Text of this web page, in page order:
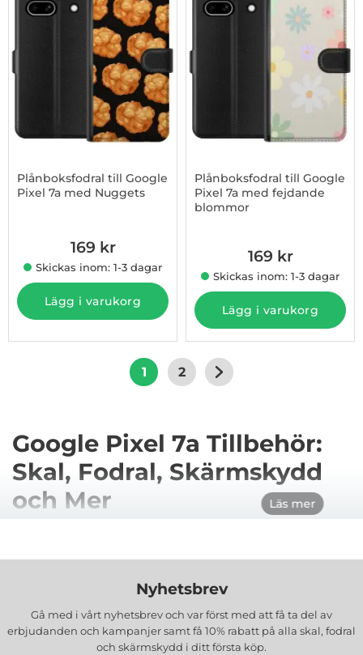
Plånboksfodral till Google
Pixel 7a med Nuggets
169 kr
Skickas inom: 1-3 dagar
Lägg i varukorg
Plånboksfodral till Google
Pixel 7a med fejdande
blommor
169 kr
Skickas inom: 1-3 dagar
Lägg i varukorg
1 2
Läs mer
Google Pixel 7a Tillbehör:
Skal, Fodral, Skärmskydd
och Mer
en genomgång av våra olika tillbehör som är
speciellt framtagna för din Google Pixel 7a.
Nyhetsbrev
Gå med i vårt nyhetsbrev och var först med att få ta del av
erbjudanden och kampanjer samt få 10% rabatt på alla skal, fodral
och skärmskydd i ditt första köp.